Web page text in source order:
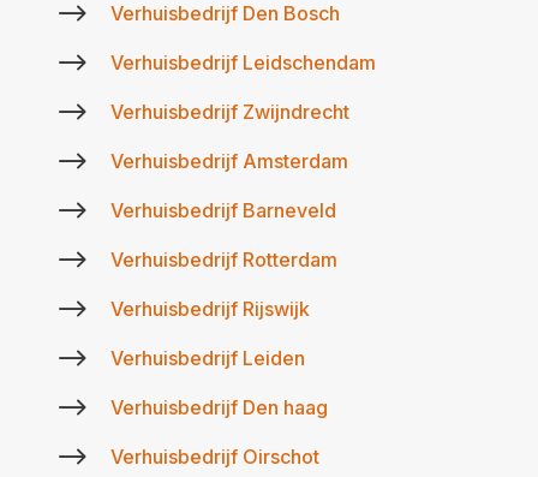
$ Verhuisbedrijf Den Bosch
$ Verhuisbedrijf Leidschendam
$ Verhuisbedrijf Zwijndrecht
$ Verhuisbedrijf Amsterdam
$ Verhuisbedrijf Barneveld
$ Verhuisbedrijf Rotterdam
$ Verhuisbedrijf Rijswijk
$ Verhuisbedrijf Leiden
$ Verhuisbedrijf Den haag
$ Verhuisbedrijf Oirschot